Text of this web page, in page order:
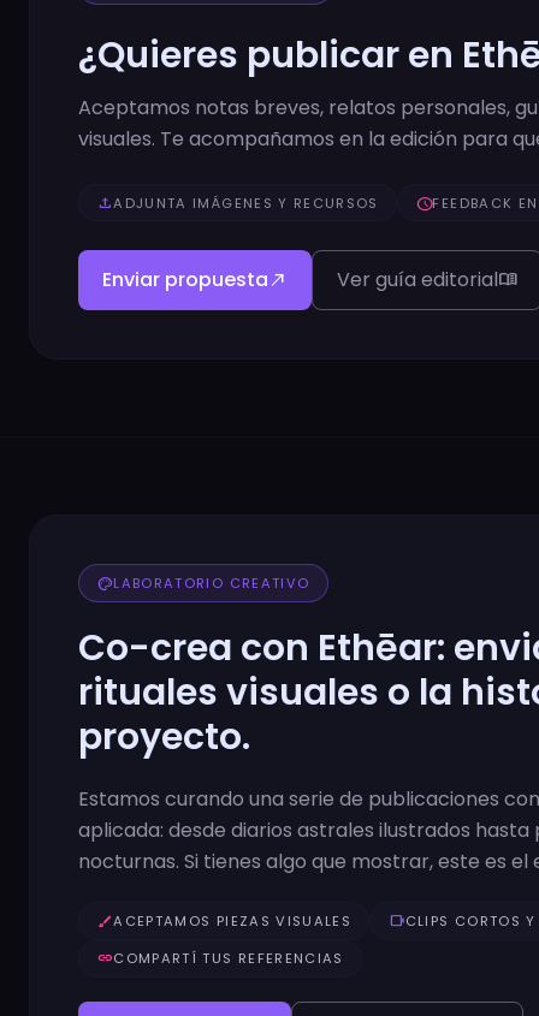
¿Quieres publicar en
Aceptamos notas breves, relatos personales,
visuales. Te acompañamos en la edición para
uploadADJUNTA IMÁGENES Y RECURSOS scheduleFEEDBACK
Enviar propuesta north_east Ver guía editorialmenu_book
paletteLABORATORIO CREATIVO
Co-crea con Ethēar:
rituales visuales o la
proyecto.
Estamos curando una serie de publicaciones
aplicada: desde diarios astrales ilustrados hasta
nocturnas. Si tienes algo que mostrar, este es el
brushACEPTAMOS PIEZAS VISUALES videocamCLIPS CORTOS Y
linkCOMPARTÍ TUS REFERENCIAS